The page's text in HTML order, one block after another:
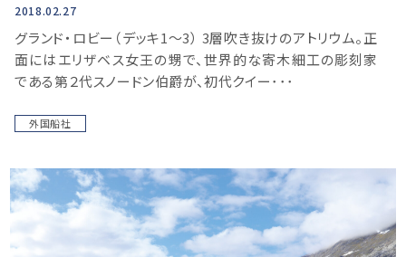
2018.02.27
グランド・ロビー（デッキ1～3） 3層吹き抜けのアトリウム。正
面にはエリザベス女王の甥で、世界的な寄木細工の彫刻家
である第２代スノードン伯爵が、初代クイー･･･
外国船社